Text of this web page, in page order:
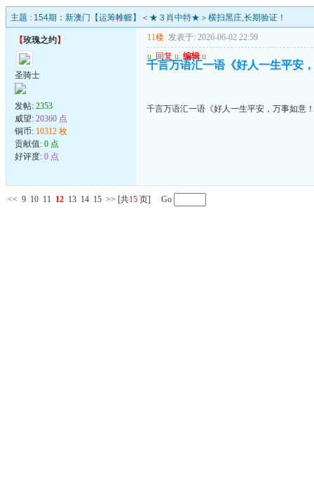
主题 : 154期：新澳门【运筹帷幄】＜★３肖中特★＞横扫黑庄,长期验证！
【玫瑰之约】
圣骑士
发帖: 2353
威望: 20360 点
铜币: 10312 枚
贡献值: 0 点
好评度: 0 点
11楼 发表于: 2026-06-02 22:59
u 回复 u 编辑 u
千言万语汇一语《好人一生平安
千言万语汇一语《好人一生平安，万事如意！
<< 9 10 11 12 13 14 15 >> [共15 页] Go